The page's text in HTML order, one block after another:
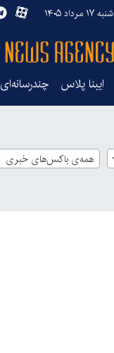
شنبه ۱۷ مرداد ۱۴۰۵
ایبنا پلاس چندرسانه‌ای
همه‌ی باکس‌های خبری